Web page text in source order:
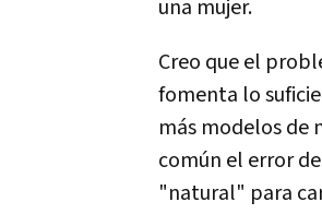
una mujer.
Creo que el
fomenta lo
más modelos de
común el error
"natural" para